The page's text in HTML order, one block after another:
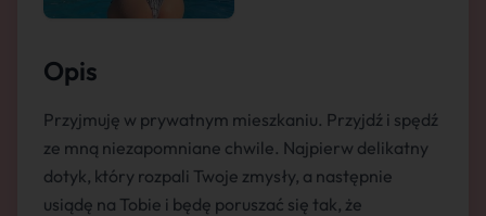
Opis
Przyjmuję w prywatnym mieszkaniu. Przyjdź i spędź
ze mną niezapomniane chwile. Najpierw delikatny
dotyk, który rozpali Twoje zmysły, a następnie
usiądę na Tobie i będę poruszać się tak, że